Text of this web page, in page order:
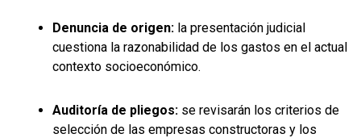
Denuncia de origen: la presentación judicial
cuestiona la razonabilidad de los gastos en el actual
contexto socioeconómico.
Auditoría de pliegos: se revisarán los criterios de
selección de las empresas constructoras y los